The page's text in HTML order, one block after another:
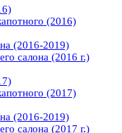
(2016)
(2016-2019)
салона (2016 г.)
(2017)
(2016-2019)
салона (2017 г.)